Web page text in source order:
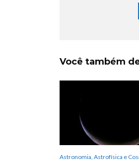
Você também
Astronomia, Astrofísica e